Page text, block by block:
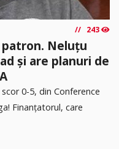
243
patron. Neluțu
și are planuri de
0-5, din Conference
Finanțatorul, care